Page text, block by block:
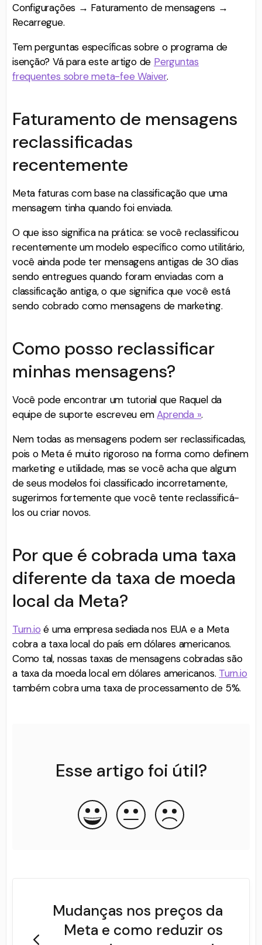
Configurações → Faturamento de mensagens →
Recarregue.
Tem perguntas específicas sobre o programa de
isenção? Vá para este artigo de Perguntas
frequentes sobre meta-fee Waiver.
Faturamento de mensagens
reclassificadas
recentemente
Meta faturas com base na classificação que uma
mensagem tinha quando foi enviada.
O que isso significa na prática: se você reclassificou
recentemente um modelo específico como utilitário,
você ainda pode ter mensagens antigas de 30 dias
sendo entregues quando foram enviadas com a
classificação antiga, o que significa que você está
sendo cobrado como mensagens de marketing.
Como posso reclassificar
minhas mensagens?
Você pode encontrar um tutorial que Raquel da
equipe de suporte escreveu emAprenda ».
Nem todas as mensagens podem ser reclassificadas,
pois o Meta é muito rigoroso na forma como definem
marketing e utilidade, mas se você acha que algum
de seus modelos foi classificado incorretamente,
sugerimos fortemente que você tente reclassificá-
los ou criar novos.
Por que é cobrada uma taxa
diferente da taxa de moeda
local da Meta?
Turn.io é uma empresa sediada nos EUA e a Meta
cobra a taxa local do país em dólares americanos.
Como tal, nossas taxas de mensagens cobradas são
a taxa da moeda local em dólares americanos. Turn.io
também cobra uma taxa de processamento de 5%.
Esse artigo foi útil?
Mudanças nos preços da
Meta e como reduzir os